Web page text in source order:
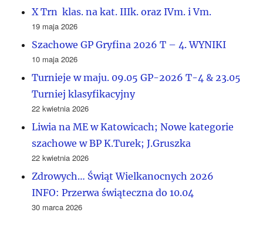
X Trn klas. na kat. IIIk. oraz IVm. i Vm.
19 maja 2026
Szachowe GP Gryfina 2026 T – 4. WYNIKI
10 maja 2026
Turnieje w maju. 09.05 GP-2026 T-4 & 23.05
Turniej klasyfikacyjny
22 kwietnia 2026
Liwia na ME w Katowicach; Nowe kategorie
szachowe w BP K.Turek; J.Gruszka
22 kwietnia 2026
Zdrowych… Świąt Wielkanocnych 2026
INFO: Przerwa świąteczna do 10.04
30 marca 2026